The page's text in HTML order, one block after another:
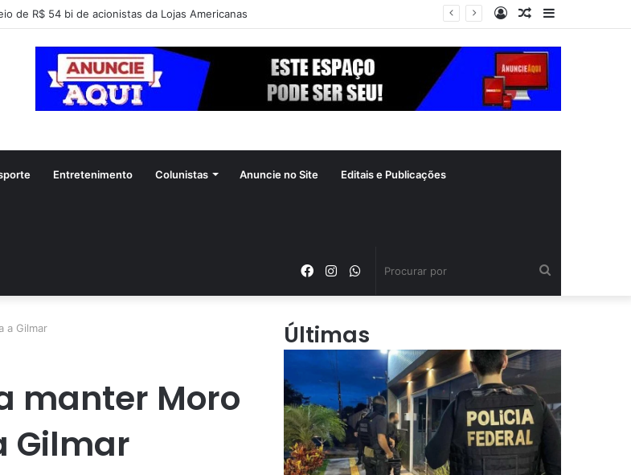
mobilização para convenção do PSDB em Goiás
Barra
Artigo
Entrar
Entretenimento Colunistas Anuncie no Site Editais e Publicações
WhatsApp
Instagram
Facebook
a Gilmar
manter Moro
Gilmar
Últimas